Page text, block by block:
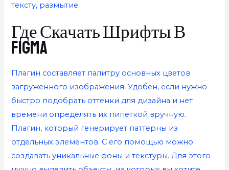
тексту, размытие.
Где Скачать Шрифты В
Figma
Плагин составляет палитру основных цветов
загруженного изображения. Удобен, если нужно
быстро подобрать оттенки для дизайна и нет
времени определять их пипеткой вручную.
Плагин, который генерирует паттерны из
отдельных элементов. С его помощью можно
создавать уникальные фоны и текстуры. Для этого